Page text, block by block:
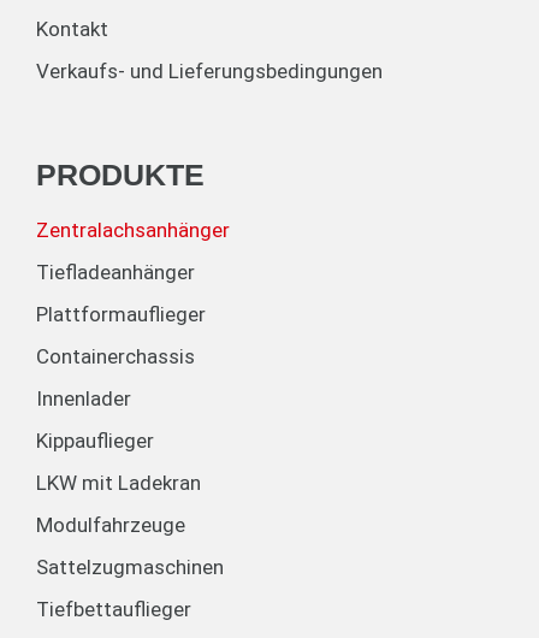
Kontakt
Verkaufs- und Lieferungsbedingungen
PRODUKTE
Zentralachsanhänger
Tiefladeanhänger
Plattformauflieger
Containerchassis
Innenlader
Kippauflieger
LKW mit Ladekran
Modulfahrzeuge
Sattelzugmaschinen
Tiefbettauflieger